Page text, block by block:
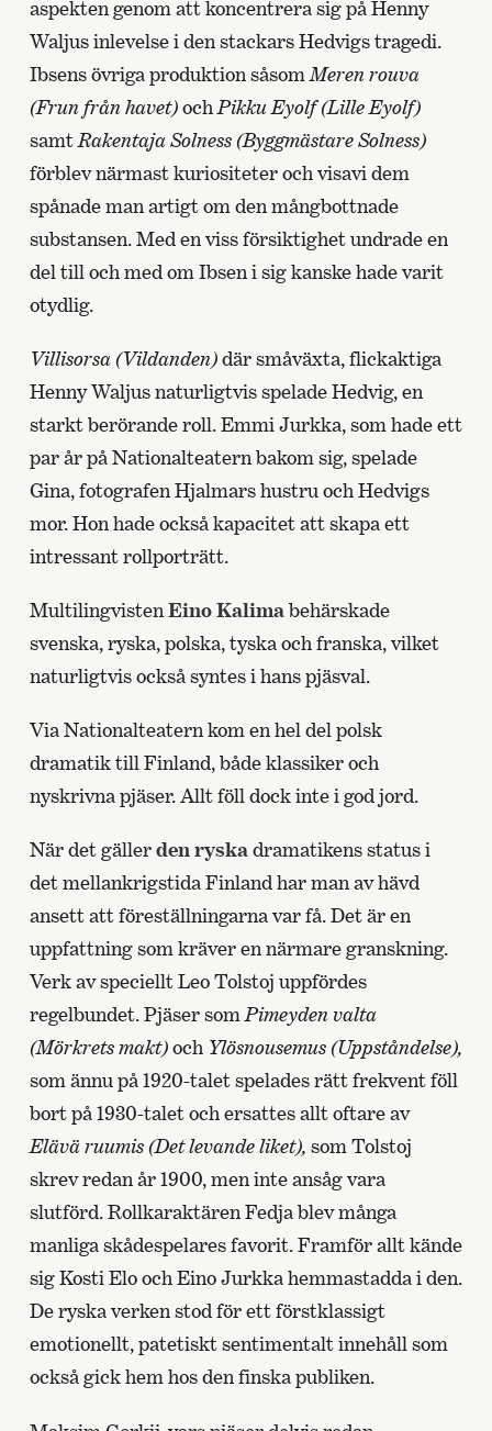
aspekten genom att koncentrera sig på Henny
Waljus inlevelse i den stackars Hedvigs tragedi.
Ibsens övriga produktion såsom Meren rouva
(Frun från havet)och Pikku Eyolf (Lille Eyolf)
samt Rakentaja Solness (Byggmästare Solness)
förblev närmast kuriositeter och visavi dem
spånade man artigt om den mångbottnade
substansen. Med en viss försiktighet undrade en
del till och med om Ibsen i sig kanske hade varit
otydlig.
Villisorsa (Vildanden)där småväxta, flickaktiga
Henny Waljus naturligtvis spelade Hedvig, en
starkt berörande roll. Emmi Jurkka, som hade ett
par år på Nationalteatern bakom sig, spelade
Gina, fotografen Hjalmars hustru och Hedvigs
mor. Hon hade också kapacitet att skapa ett
intressant rollporträtt.
Multilingvisten Eino Kalimabehärskade
svenska, ryska, polska, tyska och franska, vilket
naturligtvis också syntes i hans pjäsval.
Via Nationalteatern kom en hel del polsk
dramatik till Finland, både klassiker och
nyskrivna pjäser. Allt föll dock inte i god jord.
När det gällerden ryskadramatikens status i
det mellankrigstida Finland har man av hävd
ansett att föreställningarna var få. Det är en
uppfattning som kräver en närmare granskning.
Verk av speciellt Leo Tolstoj uppfördes
regelbundet. Pjäser somPimeyden valta
(Mörkrets makt)och Ylösnousemus (Uppståndelse),
som ännu på 1920-talet spelades rätt frekvent föll
bort på 1930-talet och ersattes allt oftare av
Elävä ruumis (Det levande liket), som Tolstoj
skrev redan år 1900, men inte ansåg vara
slutförd. Rollkaraktären Fedja blev många
manliga skådespelares favorit. Framför allt kände
sig Kosti Elo och Eino Jurkka hemmastadda i den.
De ryska verken stod för ett förstklassigt
emotionellt, patetiskt sentimentalt innehåll som
också gick hem hos den finska publiken.